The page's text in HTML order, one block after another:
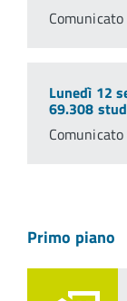
Lunedì 12
69.308
Primo piano